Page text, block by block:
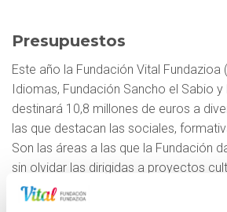
Presupuestos
Este año la Fundación Vital Fundazioa
Idiomas, Fundación Sancho el Sabio
destinará 10,8 millones de euros a
las que destacan las sociales,
Son las áreas a las que la Fundación
sin olvidar las dirigidas a proyectos
programas para conservar nuestro
ambiente.